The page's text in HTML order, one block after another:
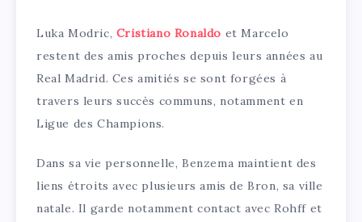
Luka Modric, Cristiano Ronaldo et Marcelo
restent des amis proches depuis leurs années au
Real Madrid. Ces amitiés se sont forgées à
travers leurs succès communs, notamment en
Ligue des Champions.
Dans sa vie personnelle, Benzema maintient des
liens étroits avec plusieurs amis de Bron, sa ville
natale. Il garde notamment contact avec Rohff et